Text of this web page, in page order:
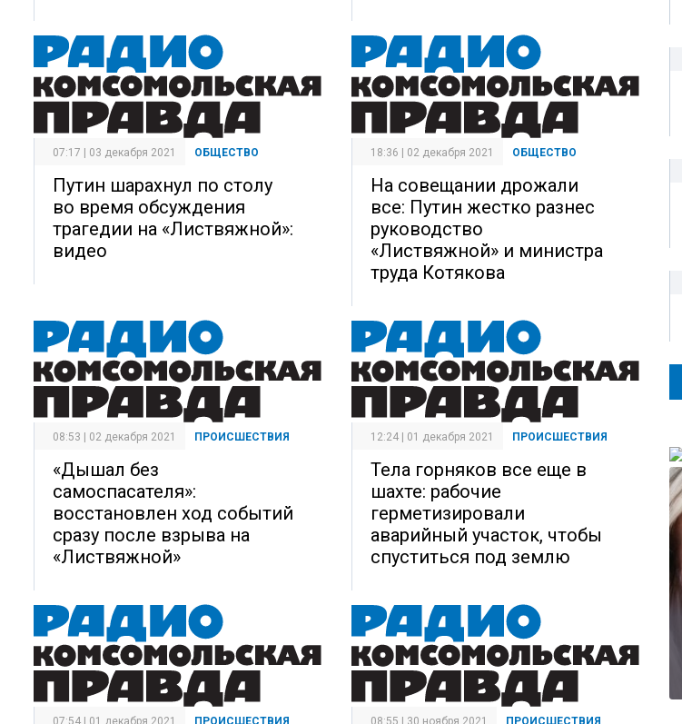
07:17 | 03 декабря 2021 ОБЩЕСТВО
Путин шарахнул по столу
во время обсуждения
трагедии на «Листвяжной»:
видео
18:36 | 02 декабря 2021 ОБЩЕСТВО
На совещании дрожали
все: Путин жестко разнес
руководство
«Листвяжной» и министра
труда Котякова
08:53 | 02 декабря 2021 ПРОИСШЕСТВИЯ
«Дышал без
самоспасателя»:
восстановлен ход событий
сразу после взрыва на
«Листвяжной»
12:24 | 01 декабря 2021 ПРОИСШЕСТВИЯ
Тела горняков все еще в
шахте: рабочие
герметизировали
аварийный участок, чтобы
спуститься под землю